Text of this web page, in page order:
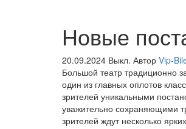
Новые
20.09.2024 Выкл. Автор Vip-
Большой театр традиционно
один из главных оплотов
зрителей уникальными
уважительно сохраняющими
зрителей ждут несколько